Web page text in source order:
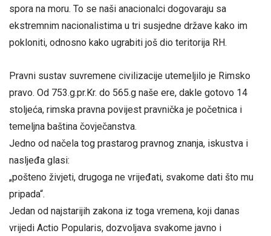
spora na moru. To se naši anacionalci dogovaraju sa
ekstremnim nacionalistima u tri susjedne države kako im
pokloniti, odnosno kako ugrabiti još dio teritorija RH.
Pravni sustav suvremene civilizacije utemeljilo je Rimsko
pravo. Od 753.g.pr.Kr. do 565.g naše ere, dakle gotovo 14
stoljeća, rimska pravna povijest pravnička je početnica i
temeljna baština čovječanstva.
Jedno od načela tog prastarog pravnog znanja, iskustva i
nasljeđa glasi:
„pošteno živjeti, drugoga ne vrijeđati, svakome dati što mu
pripada“.
Jedan od najstarijih zakona iz toga vremena, koji danas
vrijedi Actio Popularis, dozvoljava svakome javno i